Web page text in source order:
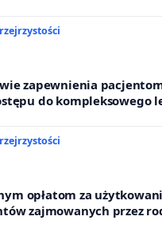
zapewnienia
do kompleksowego
profilaktycznych.
opłatom za
zajmowanych przez